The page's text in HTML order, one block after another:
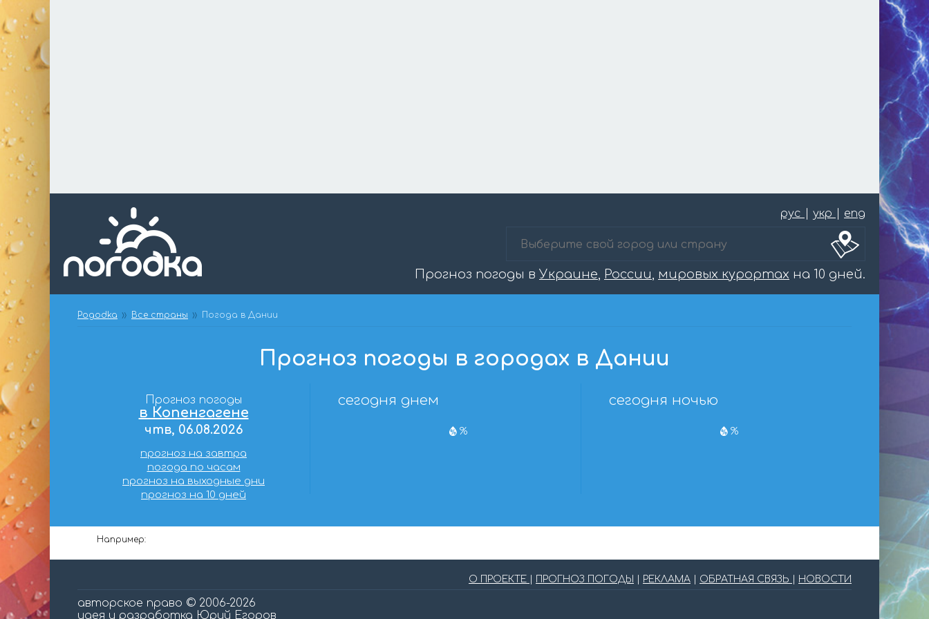
рус укр eng
Прогноз погоды в Украине, России, мировых курортах на 10 дней.
Pogodka Все страны Погода в Дании
Прогноз погоды в городах в Дании
Прогноз погоды
в Копенгагене
чтв, 06.08.2026
прогноз на завтра
погода по часам
прогноз на выходные дни
прогноз на 10 дней
сегодня днем
%
сегодня ночью
%
Например:
О ПРОЕКТЕ ПРОГНОЗ ПОГОДЫ РЕКЛАМА ОБРАТНАЯ СВЯЗЬ НОВОСТИ
авторское право © 2006-2026
идея и разработка Юрий Егоров